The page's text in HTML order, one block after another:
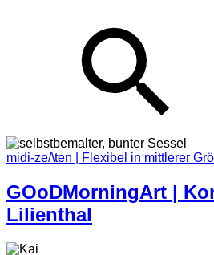
midi-ze/\ten | Flexibel in mittlerer
GOoDMorningArt |
Lilienthal